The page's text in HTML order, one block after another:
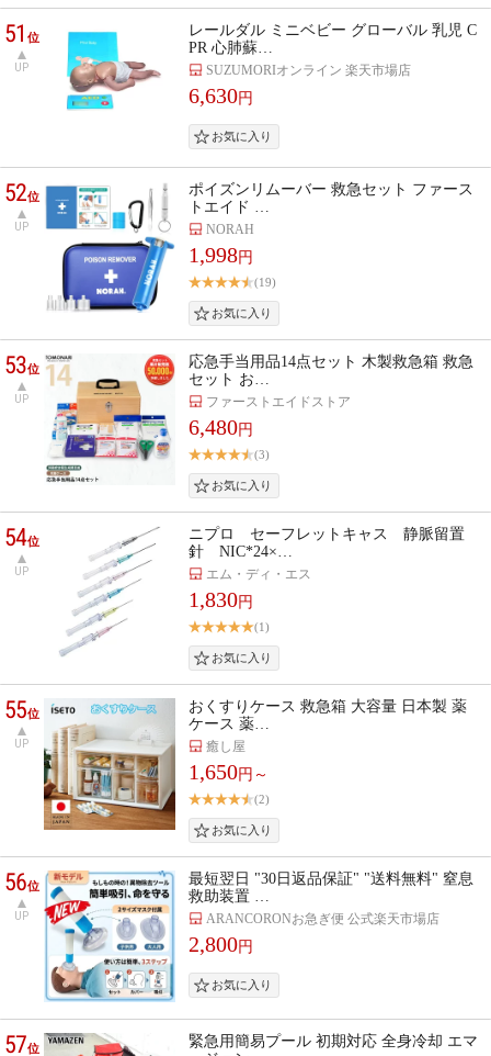
51位
UP
レールダル ミニベビー グローバル 乳児 C
PR 心肺蘇…
SUZUMORIオンライン 楽天市場店
6,630円
52位
UP
ポイズンリムーバー 救急セット ファース
トエイド …
NORAH
1,998円
(19)
53位
UP
応急手当用品14点セット 木製救急箱 救急
セット お…
ファーストエイドストア
6,480円
(3)
54位
UP
ニプロ セーフレットキャス 静脈留置
針 NIC*24×…
エム・ディ・エス
1,830円
(1)
55位
UP
おくすりケース 救急箱 大容量 日本製 薬
ケース 薬…
癒し屋
1,650円～
(2)
56位
UP
最短翌日 "30日返品保証" "送料無料" 窒息
救助装置 …
ARANCORONお急ぎ便 公式楽天市場店
2,800円
57位
緊急用簡易プール 初期対応 全身冷却 エマ